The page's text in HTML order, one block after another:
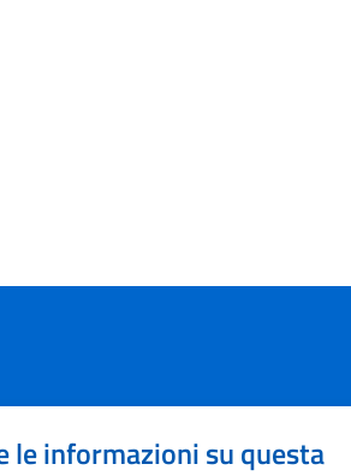
le informazioni su questa